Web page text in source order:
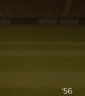
'56